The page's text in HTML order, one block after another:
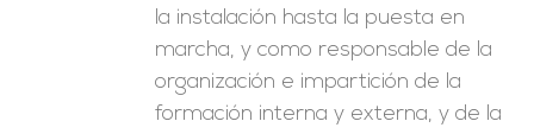
la instalación hasta la puesta en
marcha, y como responsable de la
organización e impartición de la
formación interna y externa, y de la